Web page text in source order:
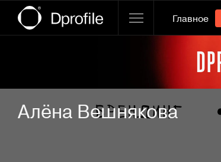
Главное
Алёна Вешнякова